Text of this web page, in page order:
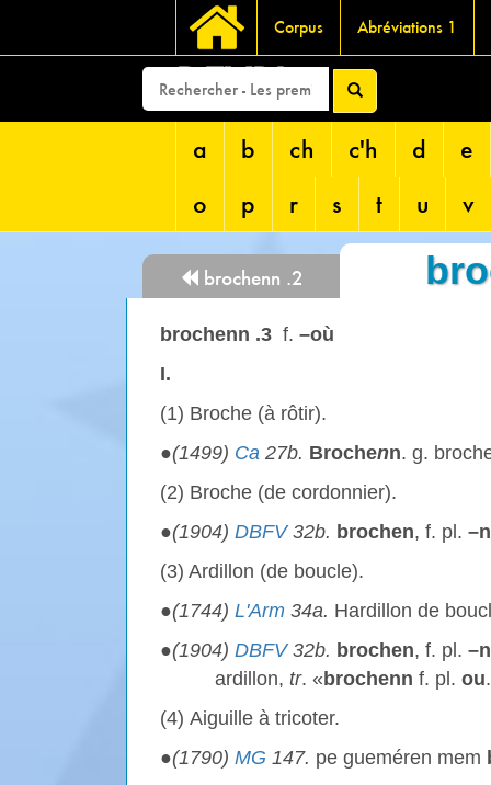
Corpus Abréviations 1
DEVRI
a b ch c'h d
e
o
p r s t u v
brochenn .2
brochenn .3 f. –où
I.
(1) Broche (à rôtir).
●(1499) Ca 27b. Brochenn. g.
(2) Broche (de cordonnier).
●(1904) DBFV32b. brochen, f. pl.
(3) Ardillon (de boucle).
●(1744) L'Arm 34a. Hardillon de
●(1904) DBFV32b. brochen, f. pl.
ardillon, tr. « brochenn f. pl. ou
(4) Aiguille à tricoter.
●(1790) MG 147. pe gueméren mem